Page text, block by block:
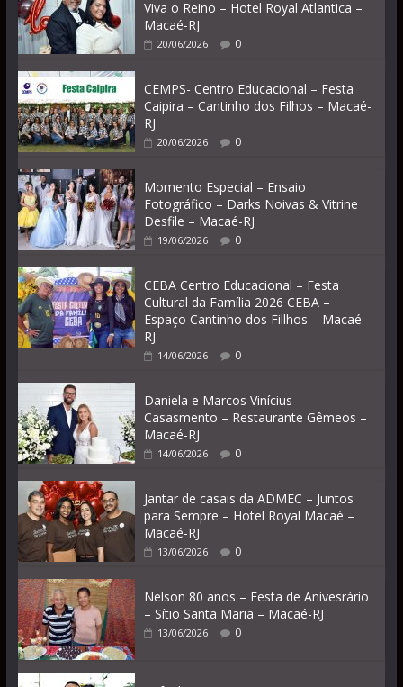
Viva o Reino – Hotel Royal Atlantica –
Macaé-RJ
20/06/2026 0
CEMPS- Centro Educacional – Festa
Caipira – Cantinho dos Filhos – Macaé-
RJ
20/06/2026 0
Momento Especial – Ensaio
Fotográfico – Darks Noivas & Vitrine
Desfile – Macaé-RJ
19/06/2026 0
CEBA Centro Educacional – Festa
Cultural da Família 2026 CEBA –
Espaço Cantinho dos Fillhos – Macaé-
RJ
14/06/2026 0
Daniela e Marcos Vinícius –
Casasmento – Restaurante Gêmeos –
Macaé-RJ
14/06/2026 0
Jantar de casais da ADMEC – Juntos
para Sempre – Hotel Royal Macaé –
Macaé-RJ
13/06/2026 0
Nelson 80 anos – Festa de Anivesrário
– Sítio Santa Maria – Macaé-RJ
13/06/2026 0